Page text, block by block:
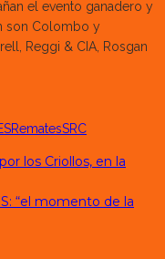
el evento ganadero y
son Colombo y
Reggi & CIA, Rosgan
RematesSRC
los Criollos, en la
“el momento de la